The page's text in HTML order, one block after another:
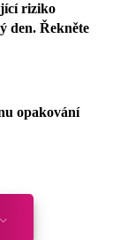
riziko
den. Řekněte
opakování